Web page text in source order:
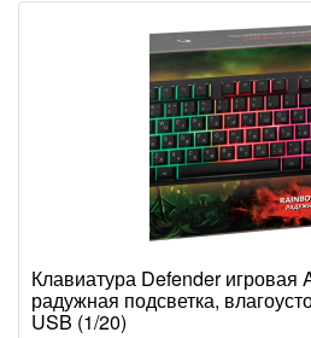
Клавиатура Defender игровая
радужная подсветка,
USB (1/20)